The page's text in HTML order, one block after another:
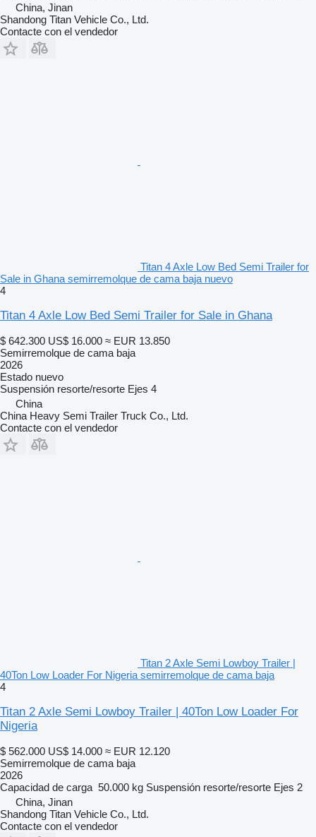
China, Jinan
Shandong Titan Vehicle Co., Ltd.
Contacte con el vendedor
Titan 4 Axle Low Bed Semi Trailer for
Sale in Ghana semirremolque de cama baja nuevo
4
Titan 4 Axle Low Bed Semi Trailer for Sale in Ghana
$ 642.300 US$ 16.000 ≈ EUR 13.850
Semirremolque de cama baja
2026
Estado nuevo
Suspensión resorte/resorte Ejes 4
China
China Heavy Semi Trailer Truck Co., Ltd.
Contacte con el vendedor
Titan 2 Axle Semi Lowboy Trailer |
40Ton Low Loader For Nigeria semirremolque de cama baja
4
Titan 2 Axle Semi Lowboy Trailer | 40Ton Low Loader For
Nigeria
$ 562.000 US$ 14.000 ≈ EUR 12.120
Semirremolque de cama baja
2026
Capacidad de carga 50.000 kg Suspensión resorte/resorte Ejes 2
China, Jinan
Shandong Titan Vehicle Co., Ltd.
Contacte con el vendedor